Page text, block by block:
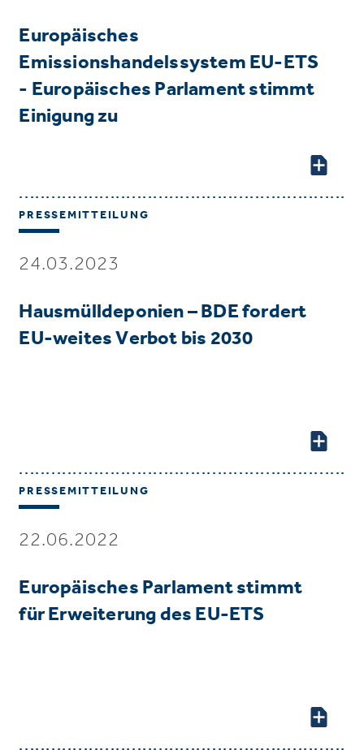
Europäisches
Emissionshandelssystem EU-ETS
- Europäisches Parlament stimmt
Einigung zu
PRESSEMITTEILUNG
24.03.2023
Hausmülldeponien – BDE fordert
EU-weites Verbot bis 2030
PRESSEMITTEILUNG
22.06.2022
Europäisches Parlament stimmt
für Erweiterung des EU-ETS